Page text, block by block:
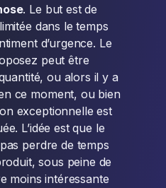
. Le but est de
dans le temps
d’urgence. Le
peut être
ou alors il y a
ce moment, ou bien
exceptionnelle est
L’idée est que le
perdre de temps
sous peine de
moins intéressante